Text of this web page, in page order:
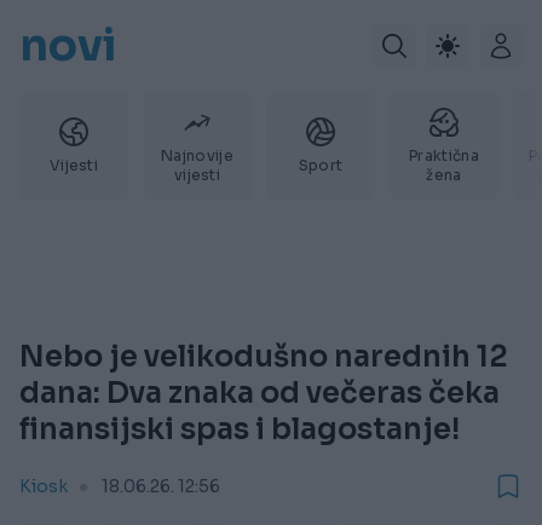
novi
Vijesti
Najnovije
vijesti
Sport
Praktična
žena
Nebo je velikodušno narednih 12
dana: Dva znaka od večeras čeka
finansijski spas i blagostanje!
Kiosk 18.06.26. 12:56